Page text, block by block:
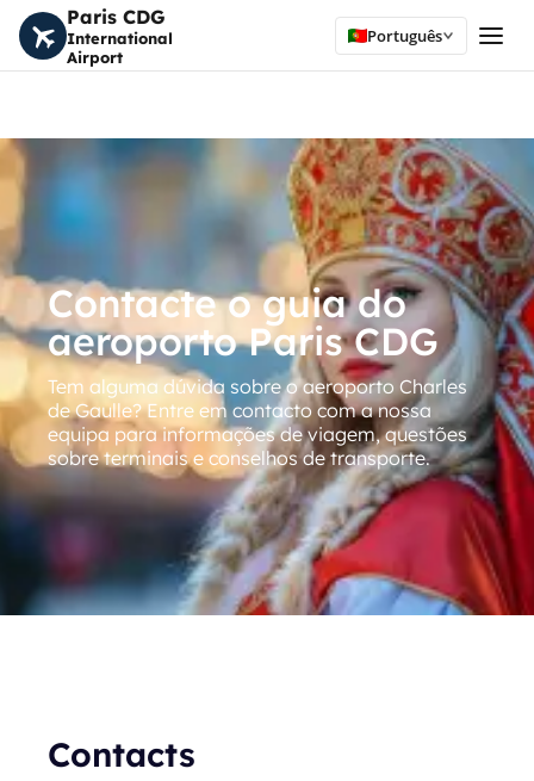
Paris CDG
International
Airport
Português
Contacte o guia do
aeroporto Paris CDG
Tem alguma dúvida sobre o aeroporto Charles
de Gaulle? Entre em contacto com a nossa
equipa para informações de viagem, questões
sobre terminais e conselhos de transporte.
Contacts